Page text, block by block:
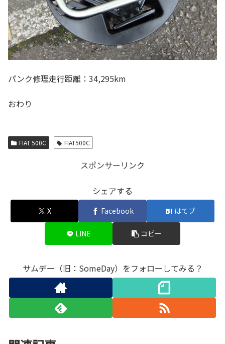
パンク修理走行距離：34,295km
おわり
FIAT 500C FIAT500C
スポンサーリンク
シェアする
X Facebook はてブ
LINE コピー
サムデー（旧：SomeDay）をフォローしてみる？